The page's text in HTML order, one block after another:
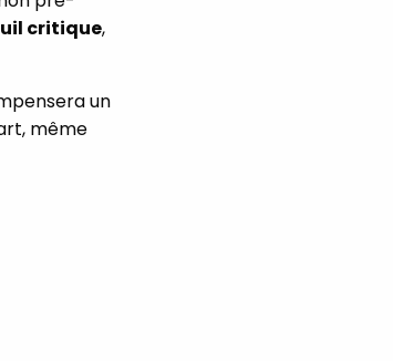
critique,
un
même